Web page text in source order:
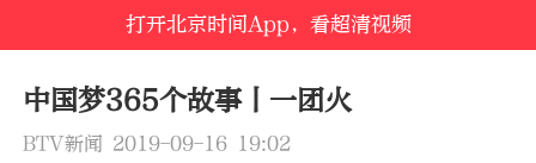
打开北京时间App，看超清视频
中国梦365个故事丨一团火
BTV新闻 2019-09-16 19:02